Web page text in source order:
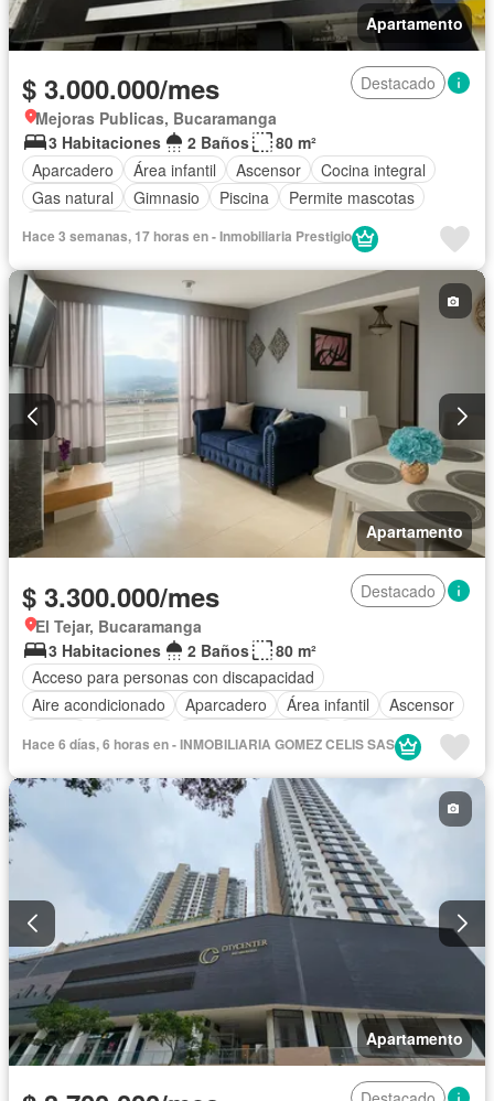
Apartamento
$ 3.000.000/mes
Destacado
Mejoras Publicas, Bucaramanga
3 Habitaciones
2 Baños
80 m²
Aparcadero
Área infantil Ascensor
Cocina integral
Gas natural
Gimnasio Piscina
Permite mascotas
Hace 3 semanas, 17 horas en - Inmobiliaria Prestigio
Apartamento
$ 3.300.000/mes
Destacado
El Tejar, Bucaramanga
3 Habitaciones
2 Baños
80 m²
Acceso para personas con discapacidad
Aire acondicionado
Aparcadero Área infantil
Ascensor
Cocina integral
Seguridad privada
Wifi
Permite mascotas
Permite niños
Hace 6 días, 6 horas en - INMOBILIARIA GOMEZ CELIS SAS
Apartamento